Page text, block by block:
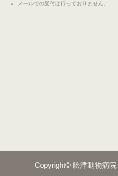
メールでの受付は行っておりません。
Copyright© 舩津動物病院